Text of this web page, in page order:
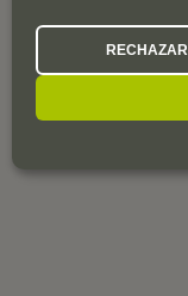
RECHAZAR